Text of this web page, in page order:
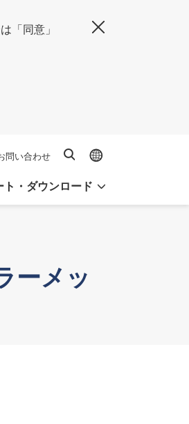
「同意」
ト・ダウンロード
問い合わせ サイト内検索
ーメッ